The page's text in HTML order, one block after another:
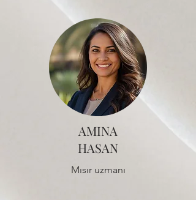
AMINA
HASAN
Mısır uzmanı